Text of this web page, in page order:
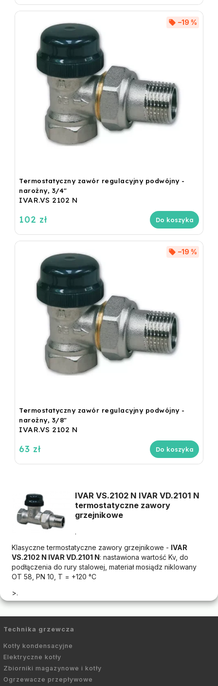
Termostatyczny zawór regulacyjny podwójny -
narożny, 3/4"
IVAR.VS 2102 N
–19 %
102 zł Do koszyka
Termostatyczny zawór regulacyjny podwójny -
narożny, 3/8"
IVAR.VS 2102 N
–19 %
63 zł Do koszyka
IVAR VS.2102 N IVAR VD.2101 N
termostatyczne zawory
grzejnikowe
.
Klasyczne termostatyczne zawory grzejnikowe - IVAR
VS.2102 N IVAR VD.2101 N: nastawiona wartość Kv, do
podłączenia do rury stalowej, materiał mosiądz niklowany
OT 58, PN 10, T = +120 °C
>.
Technika grzewcza
Kotły kondensacyjne
Elektryczne kotły
Zbiorniki magazynowe i kotły
Ogrzewacze przepływowe